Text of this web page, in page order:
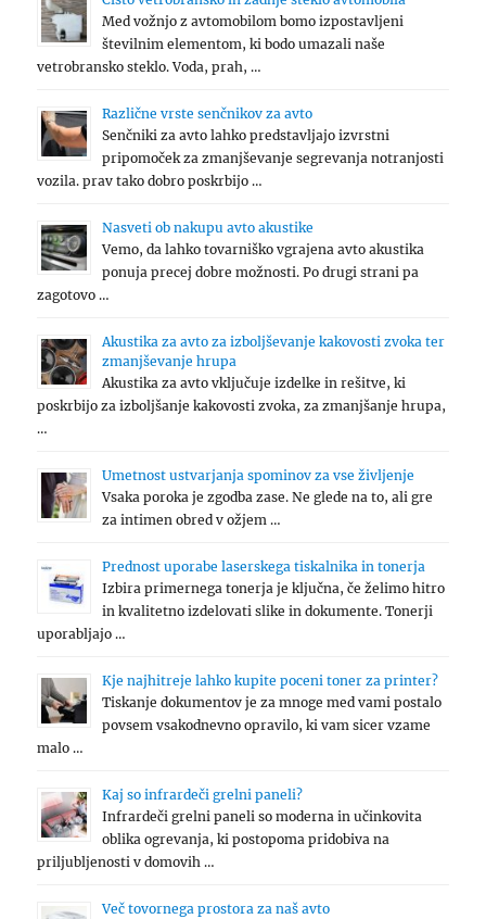
Med vožnjo z avtomobilom bomo izpostavljeni
številnim elementom, ki bodo umazali naše
vetrobransko steklo. Voda, prah, …
Različne vrste senčnikov za avto
Senčniki za avto lahko predstavljajo izvrstni
pripomoček za zmanjševanje segrevanja notranjosti
vozila. prav tako dobro poskrbijo …
Nasveti ob nakupu avto akustike
Vemo, da lahko tovarniško vgrajena avto akustika
ponuja precej dobre možnosti. Po drugi strani pa
zagotovo …
Akustika za avto za izboljševanje kakovosti zvoka ter
zmanjševanje hrupa
Akustika za avto vključuje izdelke in rešitve, ki
poskrbijo za izboljšanje kakovosti zvoka, za zmanjšanje hrupa,
…
Umetnost ustvarjanja spominov za vse življenje
Vsaka poroka je zgodba zase. Ne glede na to, ali gre
za intimen obred v ožjem …
Prednost uporabe laserskega tiskalnika in tonerja
Izbira primernega tonerja je ključna, če želimo hitro
in kvalitetno izdelovati slike in dokumente. Tonerji
uporabljajo …
Kje najhitreje lahko kupite poceni toner za printer?
Tiskanje dokumentov je za mnoge med vami postalo
povsem vsakodnevno opravilo, ki vam sicer vzame
malo …
Kaj so infrardeči grelni paneli?
Infrardeči grelni paneli so moderna in učinkovita
oblika ogrevanja, ki postopoma pridobiva na
priljubljenosti v domovih …
Več tovornega prostora za naš avto